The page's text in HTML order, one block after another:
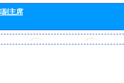
主席